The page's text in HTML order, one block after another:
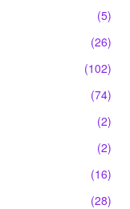
(5)
(26)
(102)
(74)
(2)
(2)
(16)
(28)